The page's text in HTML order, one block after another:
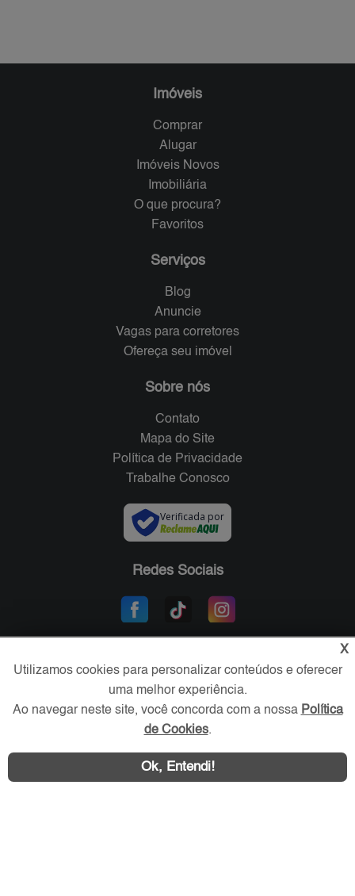
Imóveis
Comprar
Alugar
Imóveis Novos
Imobiliária
O que procura?
Favoritos
Serviços
Blog
Anuncie
Vagas para corretores
Ofereça seu imóvel
Sobre nós
Contato
Mapa do Site
Política de Privacidade
Trabalhe Conosco
Verificada por
Redes Sociais
Área exclusiva aos anunciantes,
X
Utilizamos cookies para personalizar conteúdos e oferecer
uma melhor experiência.
Ao navegar neste site, você concorda com a nossa Política
de Cookies.
Ok, Entendi!